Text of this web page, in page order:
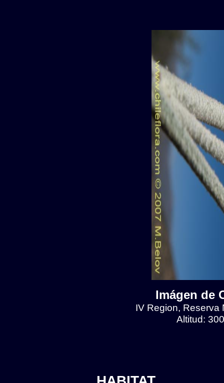
Imágen de
IV Region, Reserva
Altitud: